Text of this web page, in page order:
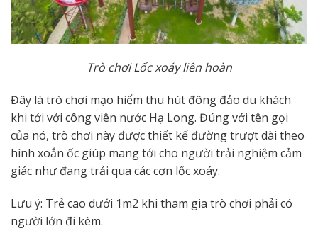
Trò chơi Lốc xoáy liên hoàn
Đây là trò chơi mạo hiểm thu hút đông đảo du khách
khi tới với công viên nước Hạ Long. Đúng với tên gọi
của nó, trò chơi này được thiết kế đường trượt dài theo
hình xoắn ốc giúp mang tới cho người trải nghiệm cảm
giác như đang trải qua các cơn lốc xoáy.
Lưu ý: Trẻ cao dưới 1m2 khi tham gia trò chơi phải có
người lớn đi kèm.